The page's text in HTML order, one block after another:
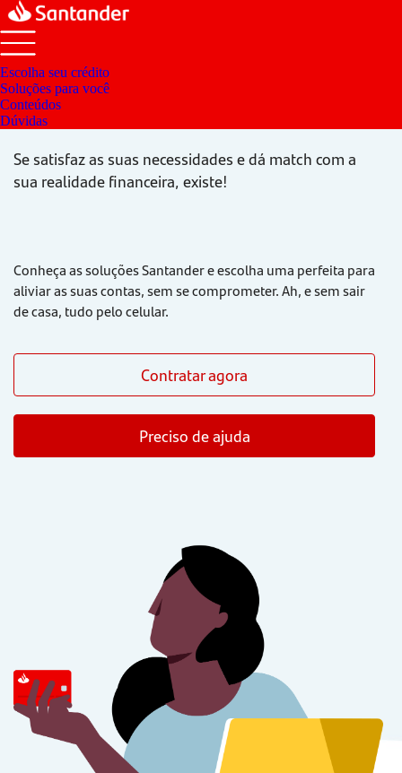
Escolha seu crédito
Soluções para você
Conteúdos
Dúvidas
Existe o crédito ideal?
Se satisfaz as suas necessidades e dá match com a
sua realidade financeira, existe!
Conheça as soluções Santander e escolha uma perfeita para
aliviar as suas contas, sem se comprometer. Ah, e sem sair
de casa, tudo pelo celular.
Contratar agora
Preciso de ajuda